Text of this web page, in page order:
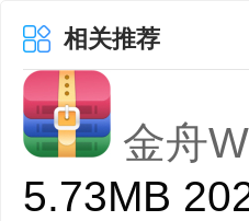
相关推荐
金舟
5.73MB